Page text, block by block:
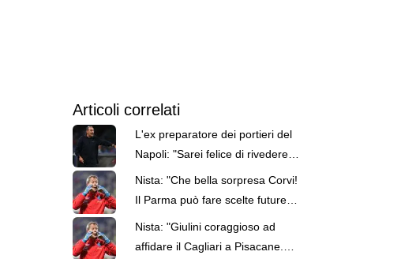
Articoli correlati
L'ex preparatore dei portieri del
Napoli: "Sarei felice di rivedere
Sarri in azzurro, e col lieto fine"
Nista: "Che bella sorpresa Corvi!
Il Parma può fare scelte future
con grande serenità"
Nista: "Giulini coraggioso ad
affidare il Cagliari a Pisacane.